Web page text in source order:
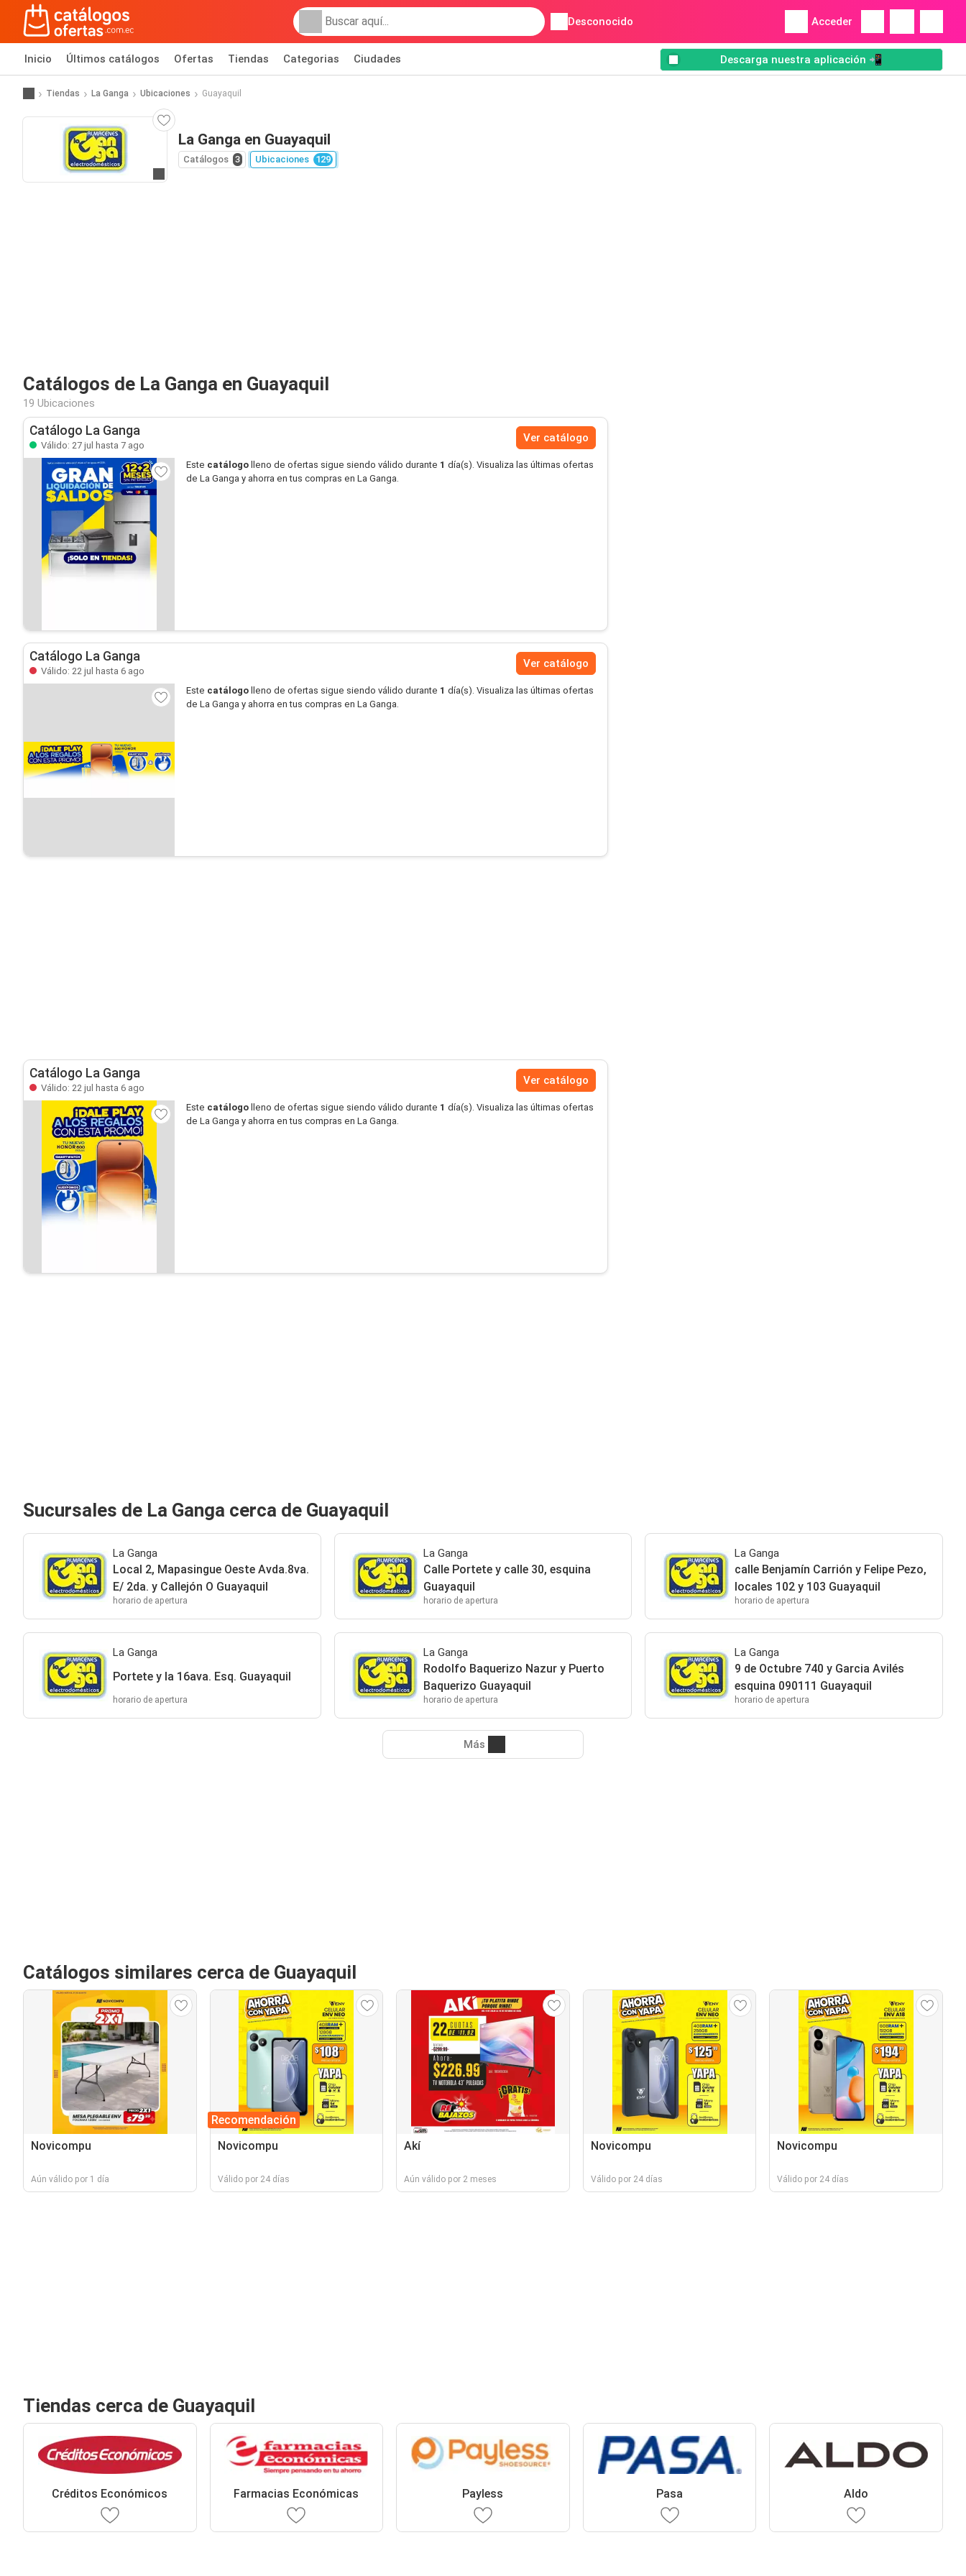
Desconocido Acceder
Inicio Últimos catálogos Ofertas Tiendas Categorias Ciudades Descarga nuestra aplicación 📲
Tiendas La Ganga Ubicaciones Guayaquil
La Ganga en Guayaquil
Catálogos 3 Ubicaciones 129
Catálogos de La Ganga en Guayaquil
19 Ubicaciones
Catálogo La Ganga
Válido: 27 jul hasta 7 ago
Ver catálogo
Este catálogo lleno de ofertas sigue siendo válido durante 1 día(s). Visualiza las últimas ofertas
de La Ganga y ahorra en tus compras en La Ganga.
Catálogo La Ganga
Válido: 22 jul hasta 6 ago
Ver catálogo
Este catálogo lleno de ofertas sigue siendo válido durante 1 día(s). Visualiza las últimas ofertas
de La Ganga y ahorra en tus compras en La Ganga.
Catálogo La Ganga
Válido: 22 jul hasta 6 ago
Ver catálogo
Este catálogo lleno de ofertas sigue siendo válido durante 1 día(s). Visualiza las últimas ofertas
de La Ganga y ahorra en tus compras en La Ganga.
Sucursales de La Ganga cerca de Guayaquil
La Ganga
Local 2, Mapasingue Oeste Avda.8va.
E/ 2da. y Callejón O Guayaquil
horario de apertura
La Ganga
Calle Portete y calle 30, esquina
Guayaquil
horario de apertura
La Ganga
calle Benjamín Carrión y Felipe Pezo,
locales 102 y 103 Guayaquil
horario de apertura
La Ganga
Portete y la 16ava. Esq. Guayaquil
horario de apertura
La Ganga
Rodolfo Baquerizo Nazur y Puerto
Baquerizo Guayaquil
horario de apertura
La Ganga
9 de Octubre 740 y Garcia Avilés
esquina 090111 Guayaquil
horario de apertura
Más
Catálogos similares cerca de Guayaquil
Novicompu
Aún válido por 1 día
Recomendación
Novicompu
Válido por 24 días
Akí
Aún válido por 2 meses
Novicompu
Válido por 24 días
Novicompu
Válido por 24 días
Tiendas cerca de Guayaquil
Créditos Económicos Farmacias Económicas Payless Pasa Aldo